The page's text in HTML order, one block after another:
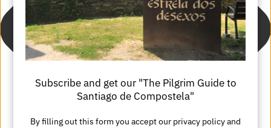
Subscribe and get our "The Pilgrim Guide to
Santiago de Compostela"
By filling out this form you accept our privacy policy and